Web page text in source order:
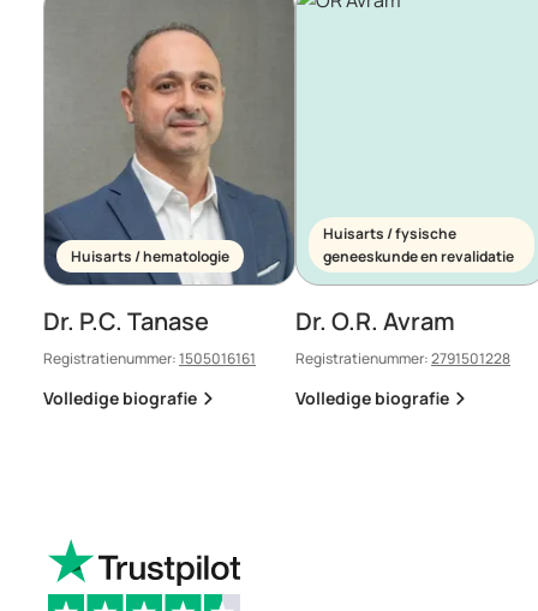
Huisarts / hematologie
Dr. P.C. Tanase
Registratienummer:1505016161
Volledige biografie
Huisarts / fysische
geneeskunde en revalidatie
Dr. O.R. Avram
Registratienummer:2791501228
Volledige biografie